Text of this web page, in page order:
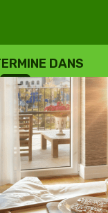
DANS
--
SECONDES